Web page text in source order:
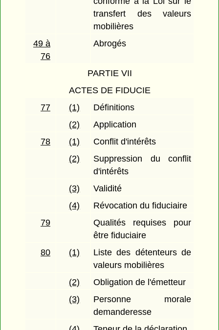
transfert des valeurs
mobilières
49 à
76
Abrogés
PARTIE VII
ACTES DE FIDUCIE
77
(1)
Définitions
(2)
Application
78
(1)
Conflit d'intérêts
(2)
Suppression du conflit
d'intérêts
(3)
Validité
(4)
Révocation du fiduciaire
79
Qualités requises pour
être fiduciaire
80
(1)
Liste des détenteurs de
valeurs mobilières
(2)
Obligation de l'émetteur
(3)
Personne morale
demanderesse